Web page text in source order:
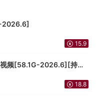
2026.6]
15.9
视频[58.1G-2026.6][持续
18.8